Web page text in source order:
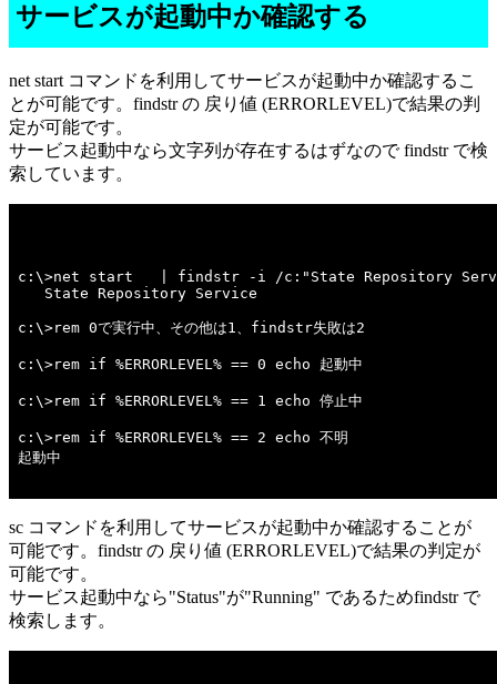
サービスが起動中か確認する
net start コマンドを利用してサービスが起動中か確認するこ
とが可能です。findstr の 戻り値 (ERRORLEVEL)で結果の判
定が可能です。
サービス起動中なら文字列が存在するはずなので findstr で検
索しています。
c:\>net start   | findstr -i /c:"State Repository
   State Repository Service
c:\>rem 0で実行中、その他は1、findstr失敗は2
c:\>rem if %ERRORLEVEL% == 0 echo 起動中
c:\>rem if %ERRORLEVEL% == 1 echo 停止中
c:\>rem if %ERRORLEVEL% == 2 echo 不明
起動中
sc コマンドを利用してサービスが起動中か確認することが
可能です。findstr の 戻り値 (ERRORLEVEL)で結果の判定が
可能です。
サービス起動中なら"Status"が"Running" であるためfindstr で
検索します。